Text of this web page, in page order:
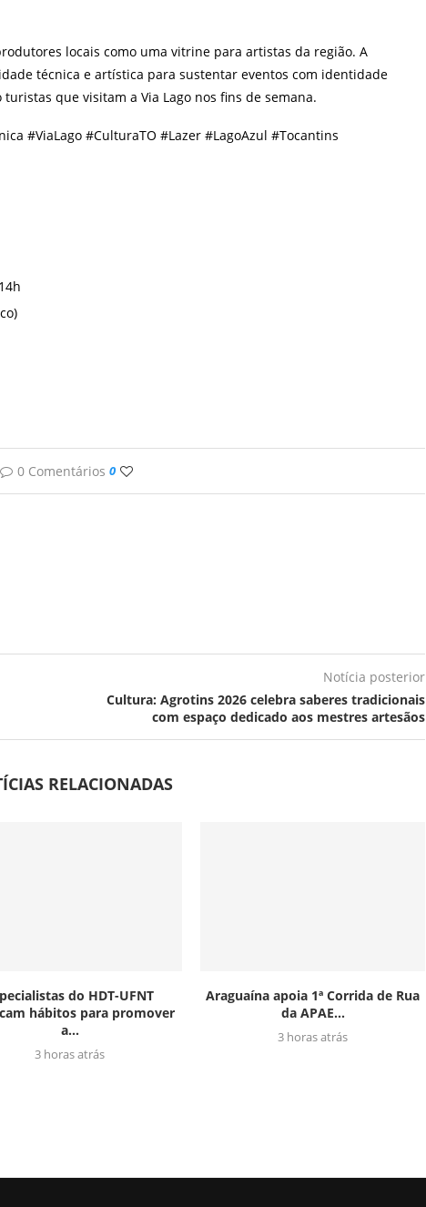
locais como uma vitrine para artistas da região. A
técnica e artística para sustentar eventos com identidade
que visitam a Via Lago nos fins de semana.
#ViaLago #CulturaTO #Lazer #LagoAzul #Tocantins
0 Comentários 0
Notícia posterior
Cultura: Agrotins 2026 celebra saberes tradicionais
com espaço dedicado aos mestres artesãos
RELACIONADAS
do HDT-UFNT
hábitos para promover
a...
3 horas atrás
Araguaína apoia 1ª Corrida de Rua
da APAE...
3 horas atrás